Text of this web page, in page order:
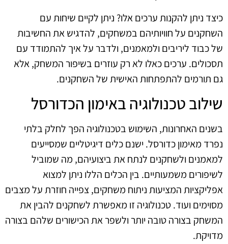
כיצד ניתן להקנות ערכים אלו? ניתן לקיים שיחות עם
השחקנים על חוויותיהם במשחקים, להדגיש את החשיבות
של כבוד ליריבים ולמאמנים, ולדבר על איך להתמודד עם
תסכולים. ערכים כאלו לא רק עוזרים בשיפור המשחק, אלא
גם תורמים להתפתחות האישית של השחקנים.
שילוב טכנולוגיה באימון הכדורסל
בשנים האחרונות, השימוש בטכנולוגיה הפך לחלק בלתי
נפרד מאימון כדורסל. ישנם כלים דיגיטליים שמסייעים
למאמנים ולשחקנים לנתח את ביצועיהם, מה שמוביל
לשיפורים משמעותיים. בין הכלים הללו ניתן למצוא
אפליקציות המציעות ניתוח משחקים, צפייה חוזרת על מצבים
מסוימים ועוד. טכנולוגיה זו מאפשרת לשחקנים להבין את
המשחק בצורה טובה יותר ולשפר את הכישורים שלהם בצורה
מדויקת.